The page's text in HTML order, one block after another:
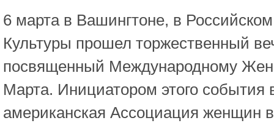
6 марта в Вашингтоне, в
Культуры прошел торжественный
посвященный Международному
Марта. Инициатором этого события
американская Ассоциация женщин